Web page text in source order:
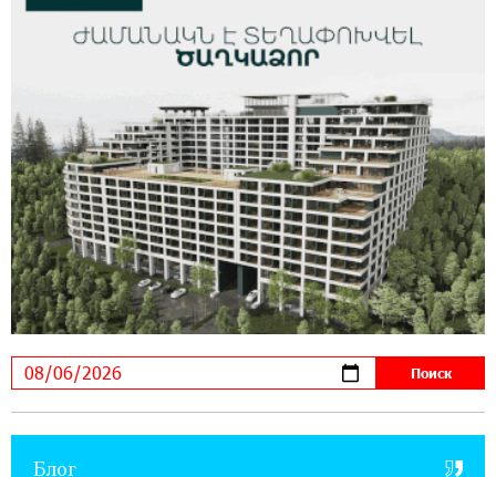
17:03:49 30-07-2026
Платформа Rate.Trading на Seaside Startup
Summit: IDBank представил инновационное
14:44:13 29-07-2026
Состоялось открытие Khachaturian Rooftop
при поддержке IDBank
18:38:18 28-07-2026
Пашинян ты упустил свой шанс уйти
спокойно. Аршак Карапетян
12:04:53 28-07-2026
Обновленный Центр продаж и обслуживания
Блог